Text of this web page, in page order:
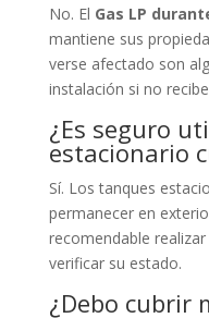
No. El Gas LP
mantiene sus
verse afectado son
instalación si no
¿Es seguro
estacionario
Sí. Los tanques
permanecer en
recomendable
verificar su estado.
¿Debo cubrir